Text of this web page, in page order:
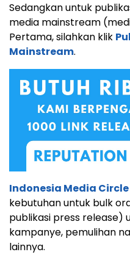
Sedangkan untuk
media mainstream
Pertama, silahkan klik
Mainstream.
Indonesia Media Circle
kebutuhan untuk bulk
publikasi press release)
kampanye, pemulihan
lainnya.